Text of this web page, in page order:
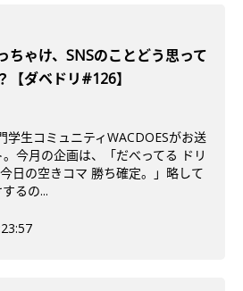
ちゃけ、SNSのことどう思って
【ダベドリ#126】
学生コミュニティWACDOESがお送
今月の企画は、「だべってる ドリ
日の空きコマ 勝ち確定。」略して
るの...